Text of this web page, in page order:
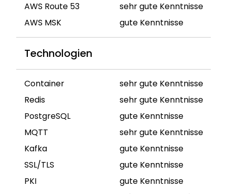
AWS Route 53
sehr gute Kenntnisse
AWS MSK
gute Kenntnisse
Technologien
Container
sehr gute Kenntnisse
Redis
sehr gute Kenntnisse
PostgreSQL
gute Kenntnisse
MQTT
sehr gute Kenntnisse
Kafka
gute Kenntnisse
SSL/TLS
gute Kenntnisse
PKI
gute Kenntnisse